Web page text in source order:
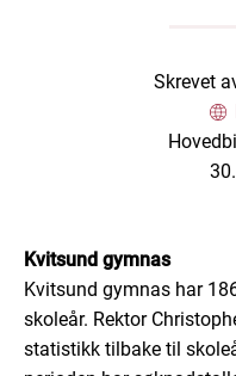
Skrevet
Kvitsund gymnas
Kvitsund gymnas har
skoleår. Rektor
statistikk tilbake til